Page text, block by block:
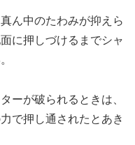
ん中のたわみが抑えら
に押しづけるまでシャ
ーが破られるときは、
で押し通されたとあき